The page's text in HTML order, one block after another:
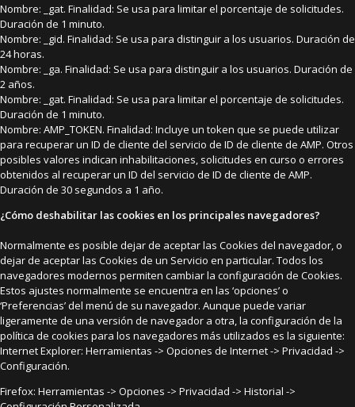
Nombre: _gat. Finalidad: Se usa para limitar el porcentaje de solicitudes.
Duración de 1 minuto.
Nombre: _gid. Finalidad: Se usa para distinguir a los usuarios. Duración de
24 horas.
Nombre: _ga. Finalidad: Se usa para distinguir a los usuarios. Duración de
2 años.
Nombre: _gat. Finalidad: Se usa para limitar el porcentaje de solicitudes.
Duración de 1 minuto.
Nombre: AMP_TOKEN. Finalidad: Incluye un token que se puede utilizar
para recuperar un ID de cliente del servicio de ID de cliente de AMP. Otros
posibles valores indican inhabilitaciones, solicitudes en curso o errores
obtenidos al recuperar un ID del servicio de ID de cliente de AMP.
Duración de 30 segundos a 1 año.
¿Cómo deshabilitar las cookies en los principales navegadores?
Normalmente es posible dejar de aceptar las Cookies del navegador, o
dejar de aceptar las Cookies de un Servicio en particular. Todos los
navegadores modernos permiten cambiar la configuración de Cookies.
Estos ajustes normalmente se encuentra en las ‘opciones’ o
‘Preferencias’ del menú de su navegador. Aunque puede variar
ligeramente de una versión de navegador a otra, la configuración de la
política de cookies para los navegadores más utilizados es la siguiente:
Internet Explorer: Herramientas -> Opciones de Internet -> Privacidad ->
Configuración.
Firefox: Herramientas -> Opciones -> Privacidad -> Historial ->